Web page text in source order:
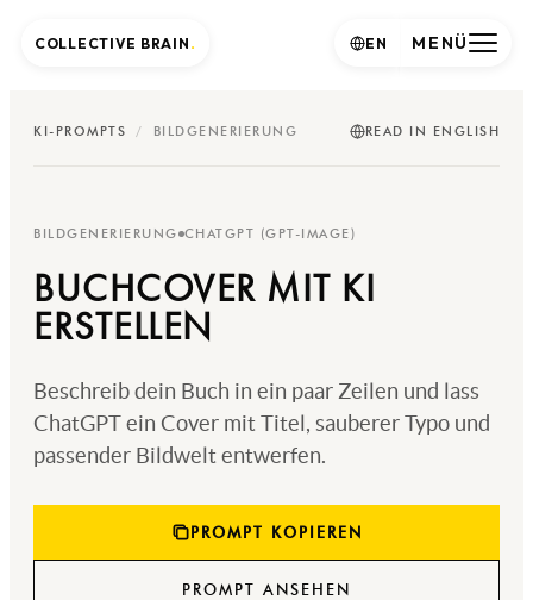
KI-PROMPTS / BILDGENERIERUNG READ IN ENGLISH
BILDGENERIERUNG CHATGPT (GPT-IMAGE)
BUCHCOVER MIT KI
ERSTELLEN
Beschreib dein Buch in ein paar Zeilen und lass
ChatGPT ein Cover mit Titel, sauberer Typo und
passender Bildwelt entwerfen.
PROMPT KOPIEREN
PROMPT ANSEHEN
COLLECTIVE BRAIN . MENÜ
EN